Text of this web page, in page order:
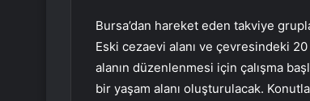
Bursa’dan hareket eden takviye
Eski cezaevi alanı ve çevresindeki
alanın düzenlenmesi için çalışma
bir yaşam alanı oluşturulacak.